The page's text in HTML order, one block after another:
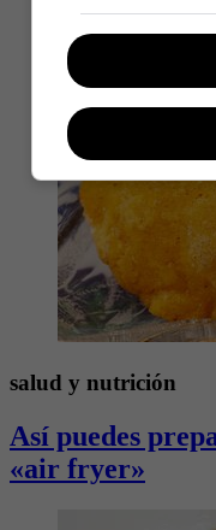
salud y nutrición
Así puedes
«air fryer»